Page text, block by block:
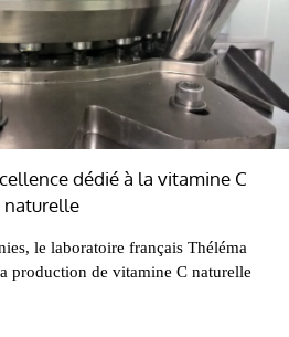
dédié à la vitamine C
naturelle
le laboratoire français Théléma
production de vitamine C naturelle